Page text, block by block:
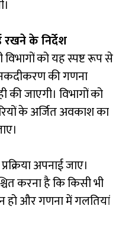
रखने के निर्देश
को यह स्पष्ट रूप से
की गणना
की जाएगी। विभागों को
के अर्जित अवकाश का
अपनाई जाए।
करना है कि किसी भी
हो और गणना में गलतियां